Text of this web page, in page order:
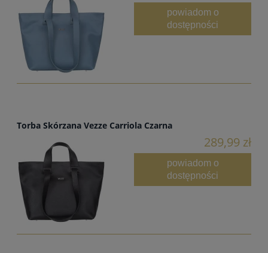
powiadom o
dostępności
Torba Skórzana Vezze Carriola Czarna
289,99 zł
powiadom o
dostępności